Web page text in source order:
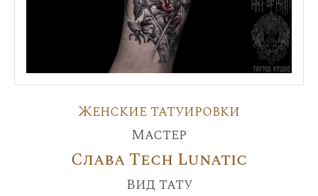
Женские татуировки
Мастер
Слава Tech Lunatic
Вид тату